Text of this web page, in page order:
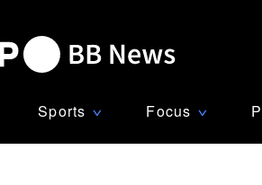
Sports ∨ Focus ∨